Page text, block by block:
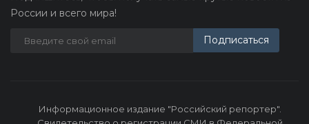
России и всего мира!
Подписаться
Информационное издание "Российский репортер".